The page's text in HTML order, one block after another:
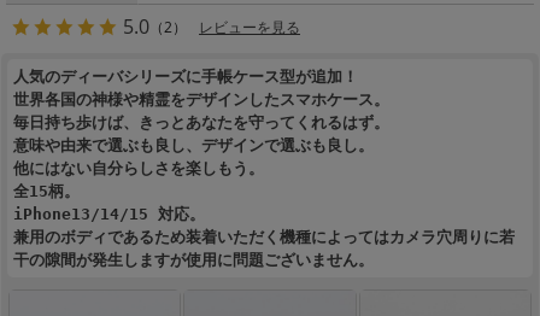
5.0 （2） レビューを見る
人気のディーバシリーズに手帳ケース型が追加！
世界各国の神様や精霊をデザインしたスマホケース。
毎日持ち歩けば、きっとあなたを守ってくれるはず。
意味や由来で選ぶも良し、デザインで選ぶも良し。
他にはない自分らしさを楽しもう。
全15柄。
iPhone13/14/15 対応。
兼用のボディであるため装着いただく機種によってはカメラ穴周りに若
干の隙間が発生しますが使用に問題ございません。